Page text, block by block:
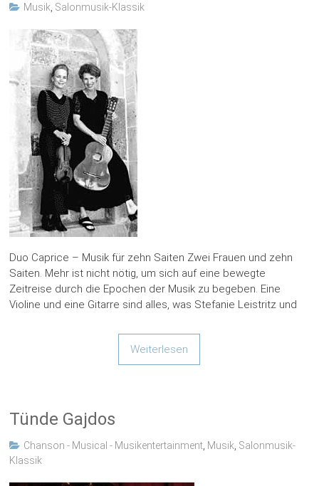
Musik Salonmusik-Klassik
Duo Caprice – Musik für zehn Saiten Zwei Frauen und zehn
Saiten. Mehr ist nicht nötig, um sich auf eine bewegte
Zeitreise durch die Epochen der Musik zu begeben. Eine
Violine und eine Gitarre sind alles, was Stefanie Leistritz und
Weiterlesen
Tünde Gajdos
Chanson - Musical - Musikentertainment Musik Salonmusik-
Klassik